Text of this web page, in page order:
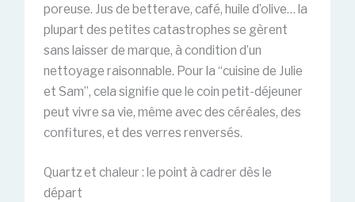
poreuse. Jus de betterave, café, huile d’olive… la
plupart des petites catastrophes se gèrent
sans laisser de marque, à condition d’un
nettoyage raisonnable. Pour la “cuisine de Julie
et Sam”, cela signifie que le coin petit-déjeuner
peut vivre sa vie, même avec des céréales, des
confitures, et des verres renversés.
Quartz et chaleur : le point à cadrer dès le
départ